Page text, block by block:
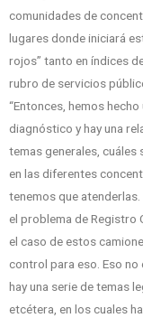
comunidades de
lugares donde iniciará
rojos” tanto en índices
rubro de servicios
“Entonces, hemos
diagnóstico y hay una
temas generales, cuáles
en las diferentes
tenemos que atenderlas.
el problema de Registro
el caso de estos
control para eso. Eso
hay una serie de temas
etcétera, en los cuales